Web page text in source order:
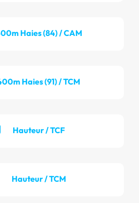
Haies (84) / CAM
Haies (91) / TCM
Hauteur / TCF
Hauteur / TCM